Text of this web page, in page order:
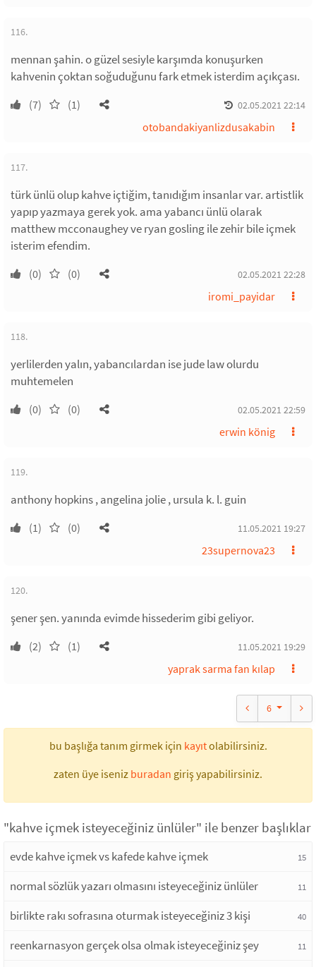
116.
mennan şahin. o güzel sesiyle karşımda konuşurken
kahvenin çoktan soğuduğunu fark etmek isterdim açıkçası.
(7) (1) 02.05.2021 22:14
otobandakiyanlizdusakabin
117.
türk ünlü olup kahve içtiğim, tanıdığım insanlar var. artistlik
yapıp yazmaya gerek yok. ama yabancı ünlü olarak
matthew mcconaughey ve ryan gosling ile zehir bile içmek
isterim efendim.
(0) (0) 02.05.2021 22:28
iromi_payidar
118.
yerlilerden yalın, yabancılardan ise jude law olurdu
muhtemelen
(0) (0) 02.05.2021 22:59
erwin könig
119.
anthony hopkins , angelina jolie , ursula k. l. guin
(1) (0) 11.05.2021 19:27
23supernova23
120.
şener şen. yanında evimde hissederim gibi geliyor.
(2) (1) 11.05.2021 19:29
yaprak sarma fan kılap
6
bu başlığa tanım girmek için kayıtolabilirsiniz.
zaten üye iseniz buradan giriş yapabilirsiniz.
"kahve içmek isteyeceğiniz ünlüler" ile benzer başlıklar
evde kahve içmek vs kafede kahve içmek 15
normal sözlük yazarı olmasını isteyeceğiniz ünlüler 11
birlikte rakı sofrasına oturmak isteyeceğiniz 3 kişi 40
reenkarnasyon gerçek olsa olmak isteyeceğiniz şey 11